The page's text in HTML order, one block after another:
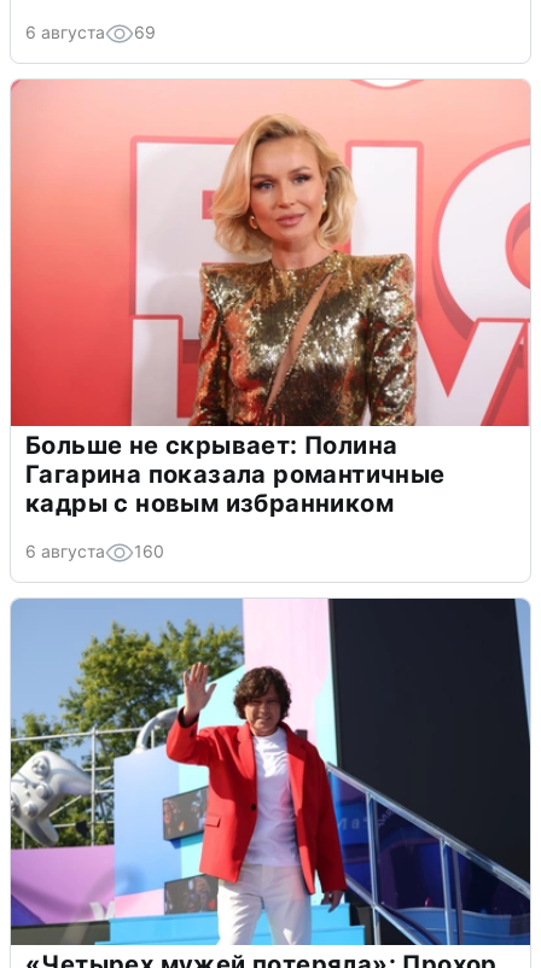
6 августа 69
Больше не скрывает: Полина
Гагарина показала романтичные
кадры с новым избранником
6 августа 160